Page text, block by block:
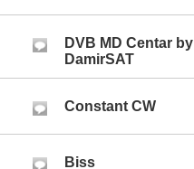
DVB MD Centar by
DamirSAT
Constant CW
Biss